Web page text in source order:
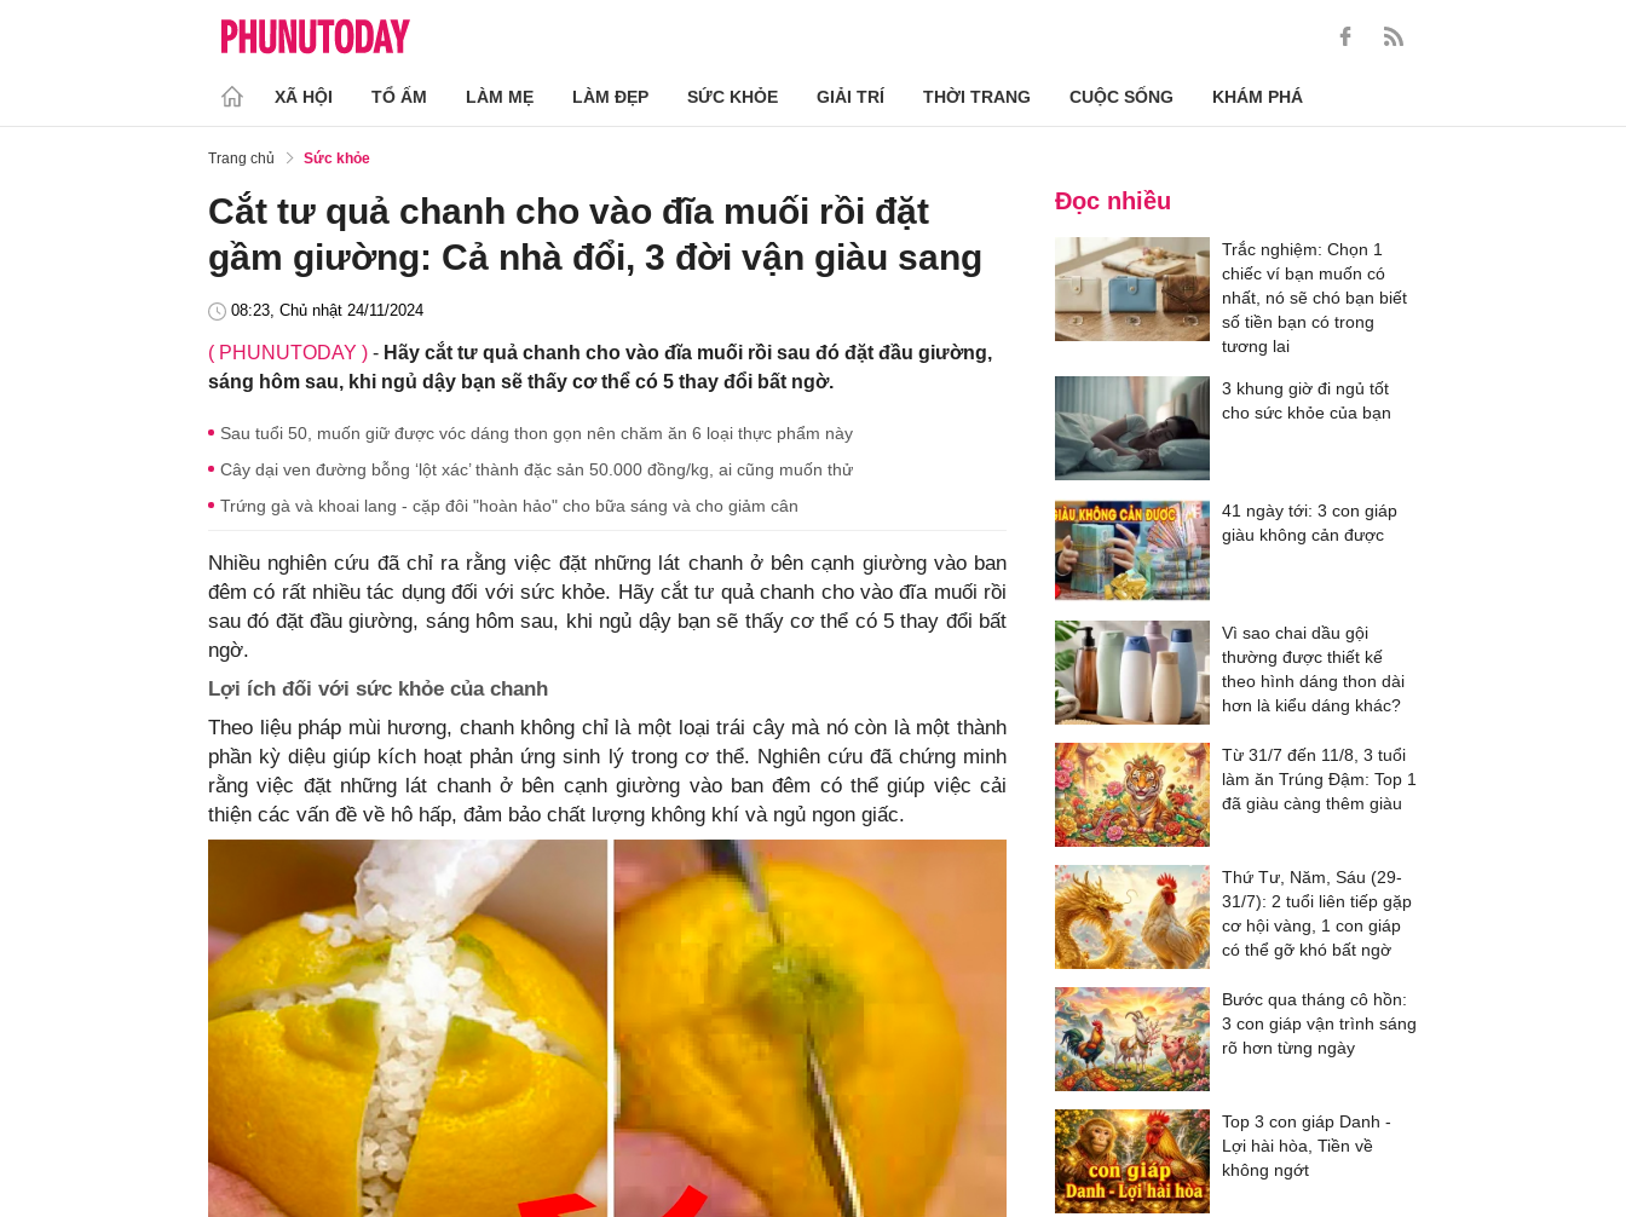
XÃ HỘI TỔ ẤM LÀM MẸ LÀM ĐẸP SỨC KHỎE GIẢI TRÍ THỜI TRANG CUỘC SỐNG KHÁM PHÁ
Trang chủ Sức khỏe
Cắt tư quả chanh cho vào đĩa muối rồi đặt
gầm giường: Cả nhà đổi, 3 đời vận giàu sang
08:23, Chủ nhật 24/11/2024
( PHUNUTODAY ) - Hãy cắt tư quả chanh cho vào đĩa muối rồi sau đó đặt đầu giường,
sáng hôm sau, khi ngủ dậy bạn sẽ thấy cơ thể có 5 thay đổi bất ngờ.
Sau tuổi 50, muốn giữ được vóc dáng thon gọn nên chăm ăn 6 loại thực phẩm này
Cây dại ven đường bỗng ‘lột xác’ thành đặc sản 50.000 đồng/kg, ai cũng muốn thử
Trứng gà và khoai lang - cặp đôi "hoàn hảo" cho bữa sáng và cho giảm cân
Nhiều nghiên cứu đã chỉ ra rằng việc đặt những lát chanh ở bên cạnh giường vào ban
đêm có rất nhiều tác dụng đối với sức khỏe. Hãy cắt tư quả chanh cho vào đĩa muối rồi
sau đó đặt đầu giường, sáng hôm sau, khi ngủ dậy bạn sẽ thấy cơ thể có 5 thay đổi bất
ngờ.
Lợi ích đối với sức khỏe của chanh
Theo liệu pháp mùi hương, chanh không chỉ là một loại trái cây mà nó còn là một thành
phần kỳ diệu giúp kích hoạt phản ứng sinh lý trong cơ thể. Nghiên cứu đã chứng minh
rằng việc đặt những lát chanh ở bên cạnh giường vào ban đêm có thể giúp việc cải
thiện các vấn đề về hô hấp, đảm bảo chất lượng không khí và ngủ ngon giấc.
Đọc nhiều
Trắc nghiệm: Chọn 1
chiếc ví bạn muốn có
nhất, nó sẽ chó bạn biết
số tiền bạn có trong
tương lai
3 khung giờ đi ngủ tốt
cho sức khỏe của bạn
41 ngày tới: 3 con giáp
giàu không cản được
Vì sao chai dầu gội
thường được thiết kế
theo hình dáng thon dài
hơn là kiểu dáng khác?
Từ 31/7 đến 11/8, 3 tuổi
làm ăn Trúng Đậm: Top 1
đã giàu càng thêm giàu
Thứ Tư, Năm, Sáu (29-
31/7): 2 tuổi liên tiếp gặp
cơ hội vàng, 1 con giáp
có thể gỡ khó bất ngờ
Bước qua tháng cô hồn:
3 con giáp vận trình sáng
rõ hơn từng ngày
Top 3 con giáp Danh -
Lợi hài hòa, Tiền về
không ngớt